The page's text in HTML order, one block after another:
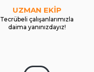
UZMAN EKİP
Tecrübeli çalışanlarımızla
daima yanınızdayız!